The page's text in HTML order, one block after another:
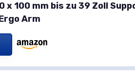
x 100 mm bis zu 39 Zoll
Arm